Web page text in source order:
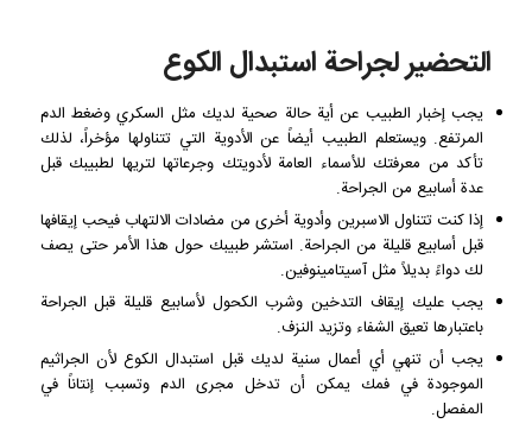
التحضير لجراحة استبدال الكوع
يجب إخبار الطبيب عن أية حالة صحية لديك مثل السكري وضغط الدم
المرتفع. ويستعلم الطبيب أيضاً عن الأدوية التي تتناولها مؤخراً، لذلك
تأكد من معرفتك للأسماء العامة لأدويتك وجرعاتها لتريها لطبيبك قبل
عدة أسابيع من الجراحة.
إذا كنت تتناول الاسبرين وأدوية أخرى من مضادات الالتهاب فيحب إيقافها
قبل أسابيع قليلة من الجراحة. استشر طبيبك حول هذا الأمر حتى يصف
لك دواءً بديلاً مثل آسيتامينوفين.
يجب عليك إيقاف التدخين وشرب الكحول لأسابيع قليلة قبل الجراحة
باعتبارها تعيق الشفاء وتزيد النزف.
يجب أن تنهي أي أعمال سنية لديك قبل استبدال الكوع لأن الجراثيم
الموجودة في فمك يمكن أن تدخل مجرى الدم وتسبب إنتاناً في
المفصل.